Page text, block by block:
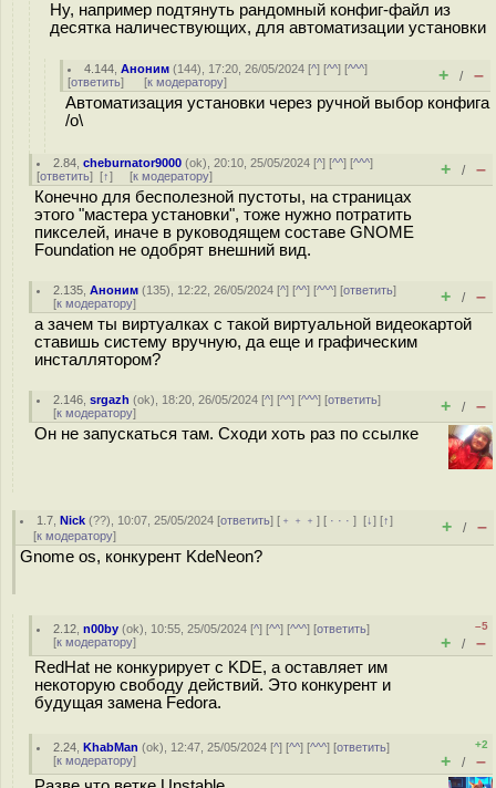
Ну, например подтянуть рандомный конфиг-файл из
десятка наличествующих, для автоматизации установки
4.144 ,Аноним (144), 17:20, 26/05/2024 [^] [^^] [^^^]
[ответить] [к модератору] + / –
Автоматизация установки через ручной выбор конфига
/о\
2.84 ,cheburnator9000 (ok), 20:10, 25/05/2024 [^] [^^] [^^^]
[ответить] [↑] [к модератору] + / –
Конечно для бесполезной пустоты, на страницах
этого "мастера установки", тоже нужно потратить
пикселей, иначе в руководящем составе GNOME
Foundation не одобрят внешний вид.
2.135 ,Аноним (135), 12:22, 26/05/2024 [^] [^^] [^^^] [ответить]
[к модератору] + / –
а зачем ты виртуалках с такой виртуальной видеокартой
ставишь систему вручную, да еще и графическим
инсталлятором?
2.146 ,srgazh (ok), 18:20, 26/05/2024 [^] [^^] [^^^] [ответить]
[к модератору] + / –
Он не запускаться там. Сходи хоть раз по ссылке
1.7 ,Nick (??), 10:07, 25/05/2024 [ответить] [ ﹢﹢﹢] [ · · ·][↓] [↑]
[к модератору] + / –
Gnome os, конкурент KdeNeon?
2.12 ,n00by (ok), 10:55, 25/05/2024 [^] [^^] [^^^] [ответить]
[к модератору]
–5
+ / –
RedHat не конкурирует с KDE, а оставляет им
некоторую свободу действий. Это конкурент и
будущая замена Fedora.
2.24 ,KhabMan (ok), 12:47, 25/05/2024 [^] [^^] [^^^] [ответить]
[к модератору]
+2
+ / –